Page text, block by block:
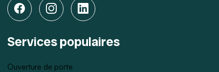
Services populaires
Ouverture de porte